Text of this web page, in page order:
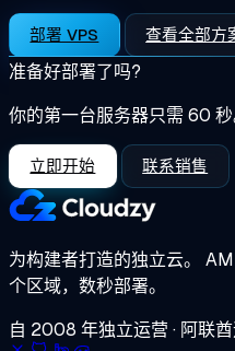
部署 VPS 查看全部方
准备好部署了吗?
你的第一台服务器只需 60 秒
立即开始 联系销售
为构建者打造的独立云。
个区域，数秒部署。
自 2008 年独立运营 · 阿联